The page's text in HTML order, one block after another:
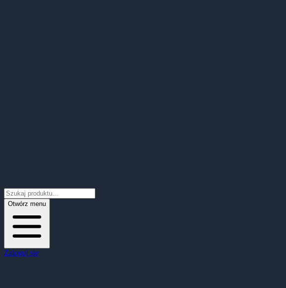
Otwórz menu
Zaloguj się